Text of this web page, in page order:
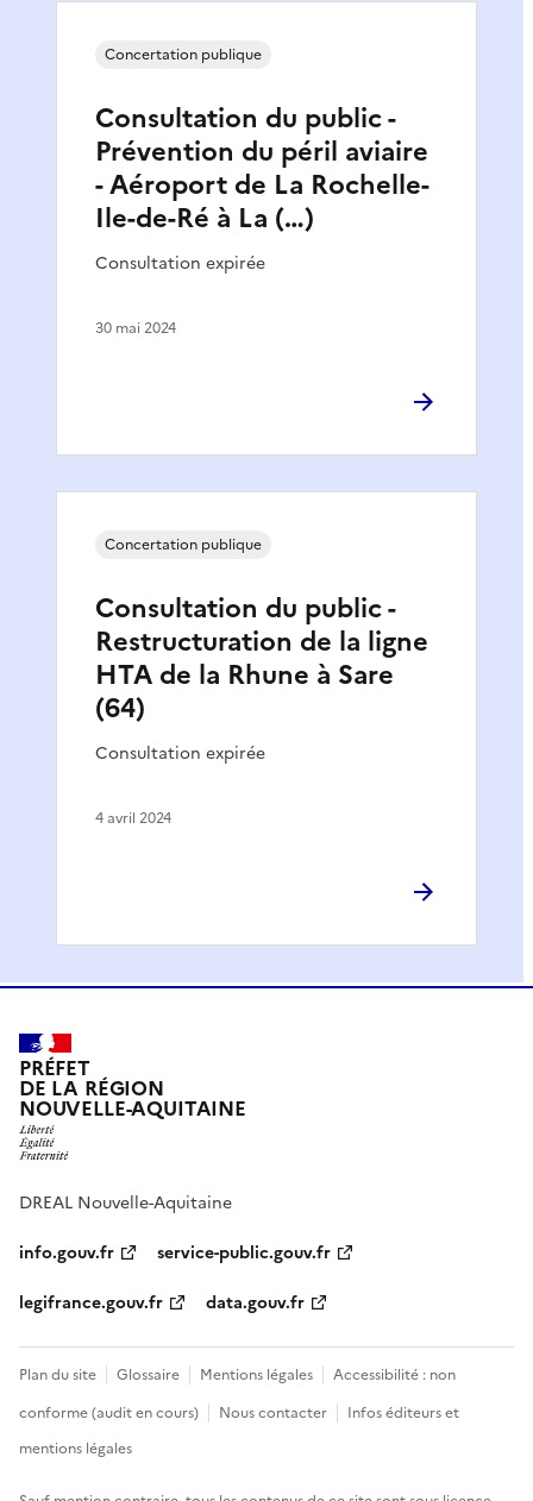
Consultation du public -
Prévention du péril aviaire
- Aéroport de La Rochelle-
Ile-de-Ré à La (…)
Consultation expirée
Concertation publique
30 mai 2024
Consultation du public -
Restructuration de la ligne
HTA de la Rhune à Sare
(64)
Consultation expirée
Concertation publique
4 avril 2024
PRÉFET
DE LA RÉGION
NOUVELLE-AQUITAINE
DREAL Nouvelle-Aquitaine
info.gouv.fr
service-public.gouv.fr
legifrance.gouv.fr
data.gouv.fr
Plan du site Glossaire Mentions légales
Accessibilité : non
conforme (audit en cours)
Nous contacter
Infos éditeurs et
mentions légales